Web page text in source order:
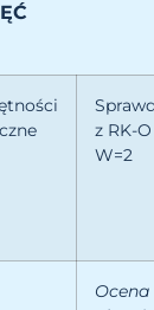
z RK-O
W=2
Ocena